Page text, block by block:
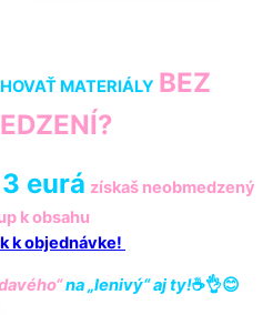
MATERIÁLY BEZ
eurá získaš neobmedzený
k obsahu
k objednávke!
na „lenivý“ aj ty!☕️👌😊